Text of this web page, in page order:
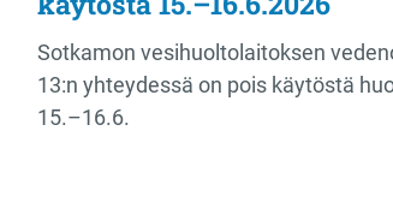
Sotkamon vesihuoltolaitoksen
13:n yhteydessä on pois käytöstä
15.–16.6.